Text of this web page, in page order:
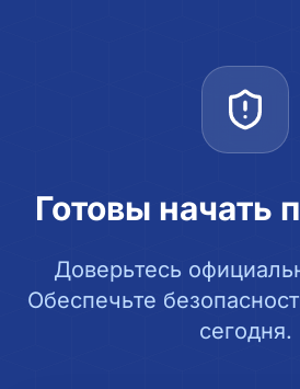
Готовы начать
Доверьтесь
Обеспечьте
сегодня.